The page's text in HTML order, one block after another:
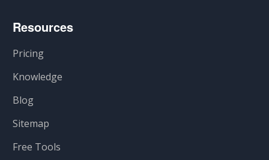
Resources
Pricing
Knowledge
Blog
Sitemap
Free Tools